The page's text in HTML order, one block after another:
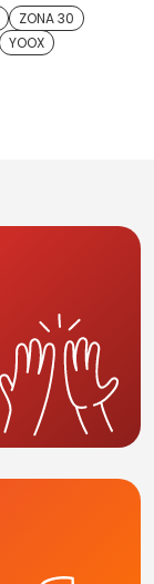
ZONA 30
YOOX